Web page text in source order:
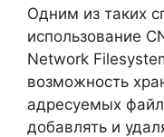
Одним из таких
использование
Network
возможность
адресуемых
добавлять и